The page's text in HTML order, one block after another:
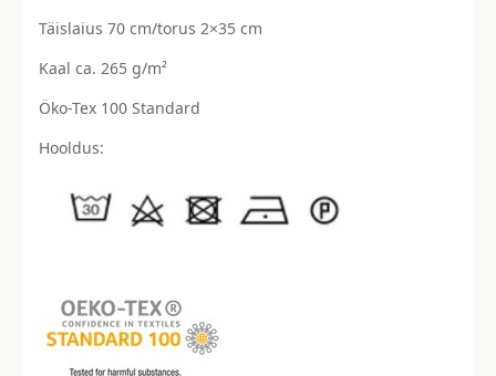
Täislaius 70 cm/torus 2×35 cm
Kaal ca. 265 g/m²
Öko-Tex 100 Standard
Hooldus: